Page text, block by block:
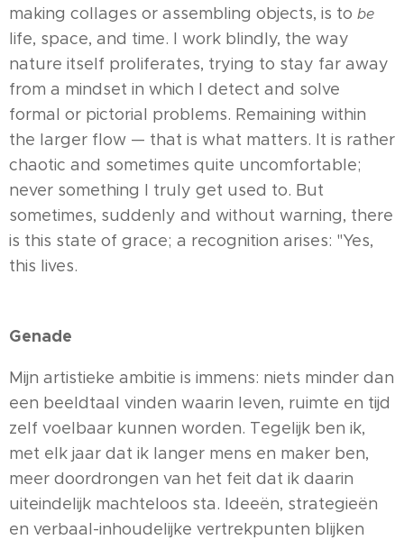
making collages or assembling objects, is to be
life, space, and time. I work blindly, the way
nature itself proliferates, trying to stay far away
from a mindset in which I detect and solve
formal or pictorial problems. Remaining within
the larger flow — that is what matters. It is rather
chaotic and sometimes quite uncomfortable;
never something I truly get used to. But
sometimes, suddenly and without warning, there
is this state of grace; a recognition arises: "Yes,
this lives.
Genade
Mijn artistieke ambitie is immens: niets minder dan
een beeldtaal vinden waarin leven, ruimte en tijd
zelf voelbaar kunnen worden. Tegelijk ben ik,
met elk jaar dat ik langer mens en maker ben,
meer doordrongen van het feit dat ik daarin
uiteindelijk machteloos sta. Ideeën, strategieën
en verbaal-inhoudelijke vertrekpunten blijken